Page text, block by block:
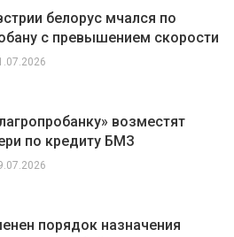
белорус мчался по
с превышением скорости
возместят
по кредиту БМЗ
порядок назначения